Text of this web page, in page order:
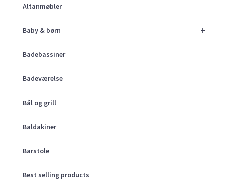
Altanmøbler
+
Baby & børn
Badebassiner
Badeværelse
Bål og grill
Baldakiner
Barstole
Best selling products